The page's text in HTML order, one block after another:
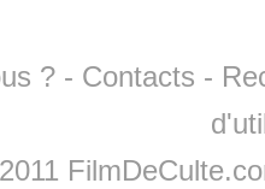
? - Contacts -